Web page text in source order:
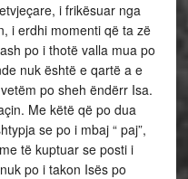
i frikësuar nga
i erdhi momenti që ta zë
po i thotë valla mua po
nuk është e qartë a e
po sheh ëndërr Isa.
Me këtë që po dua
se po i mbaj “ paj”,
të kuptuar se posti i
po i takon Isës po